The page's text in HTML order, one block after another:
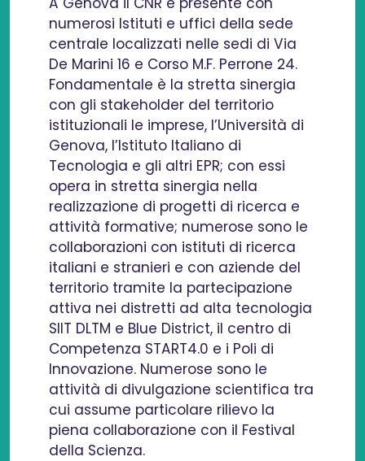
numerosi Istituti e uffici della sede
centrale localizzati nelle sedi di Via
De Marini 16 e Corso M.F. Perrone 24.
Fondamentale è la stretta sinergia
con gli stakeholder del territorio
istituzionali le imprese, l’Università di
Genova, l’Istituto Italiano di
Tecnologia e gli altri EPR; con essi
opera in stretta sinergia nella
realizzazione di progetti di ricerca e
attività formative; numerose sono le
collaborazioni con istituti di ricerca
italiani e stranieri e con aziende del
territorio tramite la partecipazione
attiva nei distretti ad alta tecnologia
SIIT DLTM e Blue District, il centro di
Competenza START4.0 e i Poli di
Innovazione. Numerose sono le
attività di divulgazione scientifica tra
cui assume particolare rilievo la
piena collaborazione con il Festival
della Scienza.